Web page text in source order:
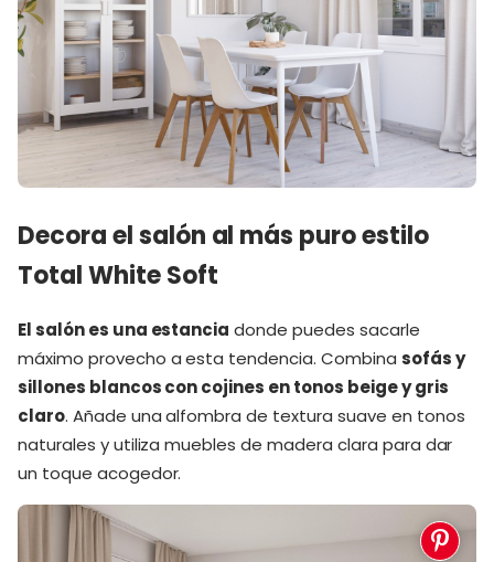
Decora el salón al más puro estilo
Total White Soft
El salón es una estancia donde puedes sacarle
máximo provecho a esta tendencia. Combina sofás y
sillones blancos con cojines en tonos beige y gris
claro. Añade una alfombra de textura suave en tonos
naturales y utiliza muebles de madera clara para dar
un toque acogedor.